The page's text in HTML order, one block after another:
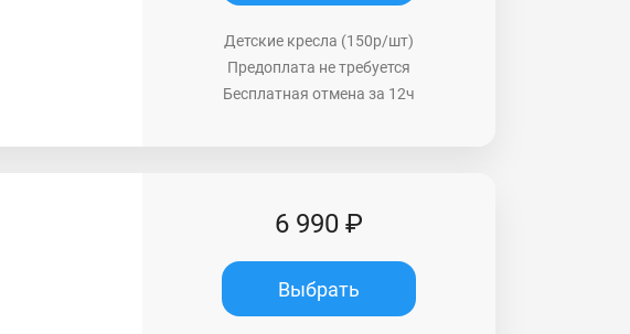
Детские кресла (150р/шт)
Предоплата не требуется
Бесплатная отмена за 12ч
6 990 ₽
Выбрать